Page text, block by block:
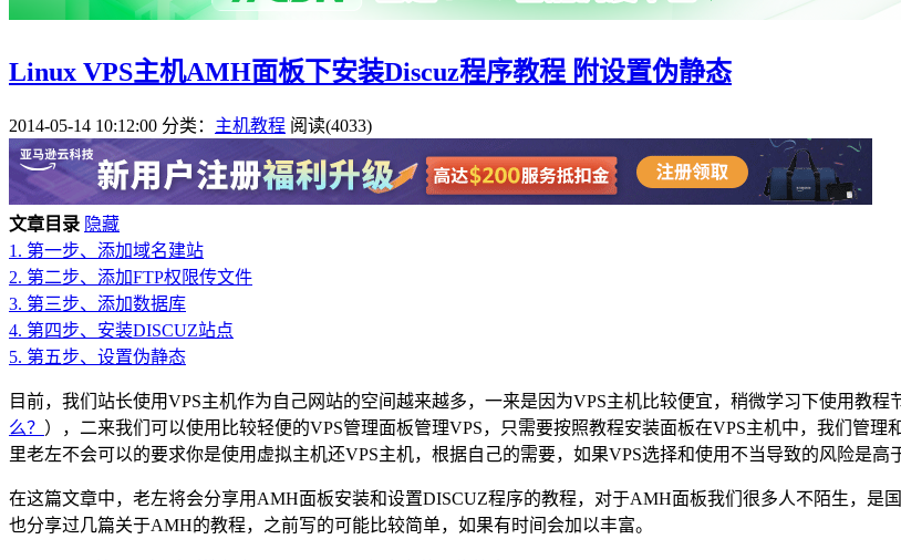
Linux VPS主机AMH面板下安装Discuz程序教程 附设置伪静态
2014-05-14 10:12:00 分类： 主机教程 阅读(4033)
文章目录 隐藏
1. 第一步、添加域名建站
2. 第二步、添加FTP权限传文件
3. 第三步、添加数据库
4. 第四步、安装DISCUZ站点
5. 第五步、设置伪静态
目前，我们站长使用VPS主机作为自己网站的空间越来越多，一来是因为VPS主机比较便宜，稍微学习下使用教程
么？ ），二来我们可以使用比较轻便的VPS管理面板管理VPS，只需要按照教程安装面板在VPS主机中，我们管
里老左不会可以的要求你是使用虚拟主机还VPS主机，根据自己的需要，如果VPS选择和使用不当导致的风险是高
在这篇文章中，老左将会分享用AMH面板安装和设置DISCUZ程序的教程，对于AMH面板我们很多人不陌生，是
也分享过几篇关于AMH的教程，之前写的可能比较简单，如果有时间会加以丰富。